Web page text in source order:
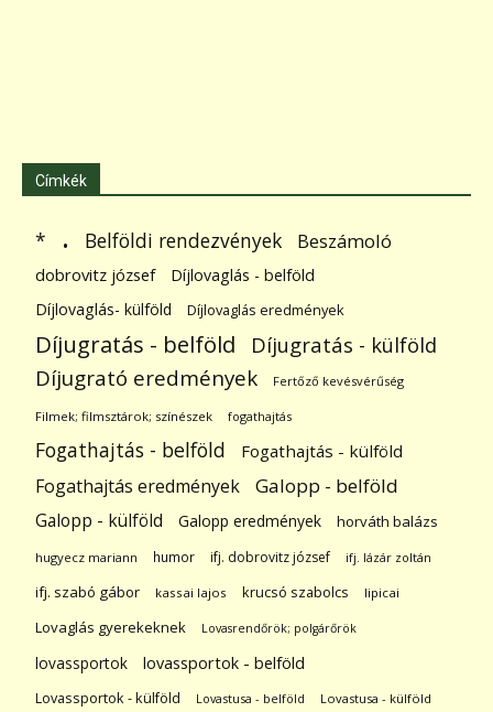
Címkék
* . Belföldi rendezvények Beszámoló
dobrovitz józsef
Díjlovaglás - belföld
Díjlovaglás- külföld
Díjlovaglás eredmények
Díjugratás - belföld Díjugratás - külföld
Díjugrató eredmények Fertőző kevésvérűség
Filmek; filmsztárok; színészek fogathajtás
Fogathajtás - belföld Fogathajtás - külföld
Fogathajtás eredmények Galopp - belföld
Galopp - külföld Galopp eredmények horváth balázs
hugyecz mariann humor ifj. dobrovitz józsef ifj. lázár zoltán
ifj. szabó gábor kassai lajos krucsó szabolcs lipicai
Lovaglás gyerekeknek Lovasrendőrök; polgárőrök
lovassportok lovassportok - belföld
Lovassportok - külföld Lovastusa - belföld Lovastusa - külföld